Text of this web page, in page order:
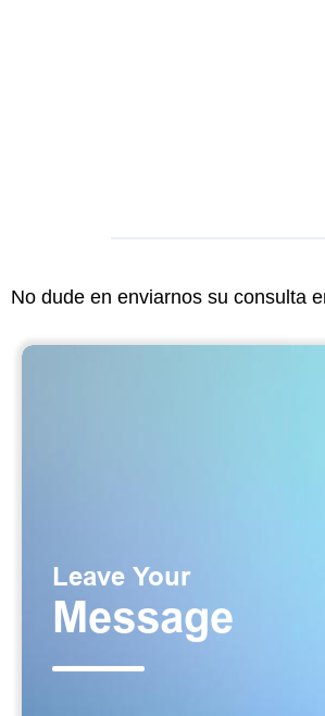
No dude en enviarnos su consulta